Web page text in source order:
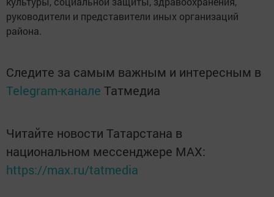
руководители и представители иных организаций
района.
Следите за самым важным и интересным в
Telegram-канале Татмедиа
Читайте новости Татарстана в
национальном мессенджере MАХ:
https://max.ru/tatmedia